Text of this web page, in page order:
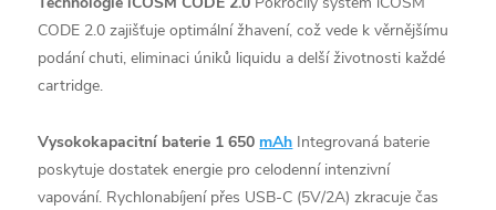
CODE 2.0 zajišťuje optimální žhavení, což vede k věrnějšímu
podání chuti, eliminaci úniků liquidu a delší životnosti každé
cartridge.
Vysokokapacitní baterie 1 650 mAh Integrovaná baterie
poskytuje dostatek energie pro celodenní intenzivní
vapování. Rychlonabíjení přes USB-C (5V/2A) zkracuje čas